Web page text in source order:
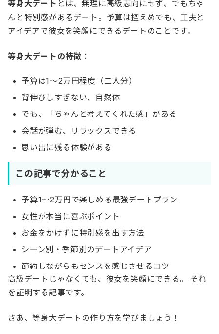
等身大デート とは、無理に高級志向にせず、でもちゃ
んと特別感があるデート。予算は控えめでも、工夫と
アイデアで彼女を笑顔にできるデートのことです。
等身大デートの特徴 ：
予算は1〜2万円程度（二人分）
背伸びしすぎない、自然体
でも、「ちゃんと考えてくれた感」がある
会話が弾む、リラックスできる
思い出に残る体験がある
この記事で分かること
予算1〜2万円で楽しめる最強デートプラン
女性が本当に喜ぶポイント
お金をかけずに特別感を出す方法
シーン別・季節別のデートアイデア
節約しながらもセンスを感じさせるコツ
高級デートじゃなくても、彼女を笑顔にできる。 それ
を証明する記事です。
さあ、等身大デートの作り方を学びましょう！